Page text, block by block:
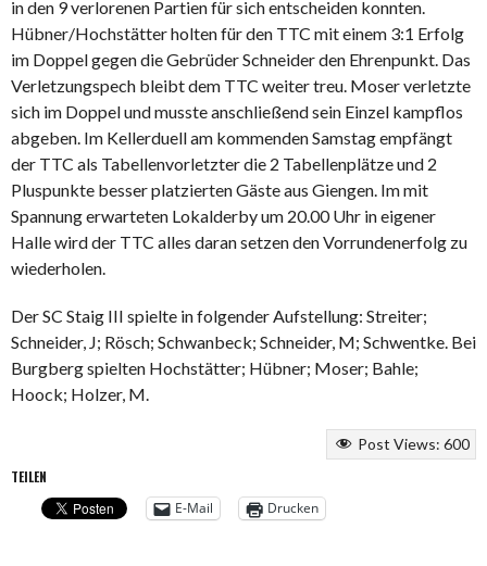
in den 9 verlorenen Partien für sich entscheiden konnten.
Hübner/Hochstätter holten für den TTC mit einem 3:1 Erfolg
im Doppel gegen die Gebrüder Schneider den Ehrenpunkt. Das
Verletzungspech bleibt dem TTC weiter treu. Moser verletzte
sich im Doppel und musste anschließend sein Einzel kampflos
abgeben. Im Kellerduell am kommenden Samstag empfängt
der TTC als Tabellenvorletzter die 2 Tabellenplätze und 2
Pluspunkte besser platzierten Gäste aus Giengen. Im mit
Spannung erwarteten Lokalderby um 20.00 Uhr in eigener
Halle wird der TTC alles daran setzen den Vorrundenerfolg zu
wiederholen.
Der SC Staig III spielte in folgender Aufstellung: Streiter;
Schneider, J; Rösch; Schwanbeck; Schneider, M; Schwentke. Bei
Burgberg spielten Hochstätter; Hübner; Moser; Bahle;
Hoock; Holzer, M.
Post Views: 600
TEILEN
E-Mail
Drucken